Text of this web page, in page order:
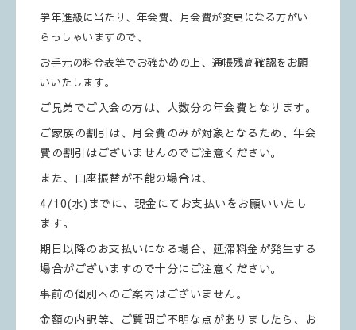
学年進級に当たり、年会費、月会費が変更になる方がい
らっしゃいますので、
お手元の料金表等でお確かめの上、通帳残高確認をお願
いいたします。
ご兄弟でご入会の方は、人数分の年会費となります。
ご家族の割引は、月会費のみが対象となるため、年会
費の割引はございませんのでご注意ください。
また、口座振替が不能の場合は、
4/10(水)までに、現金にてお支払いをお願いいたし
ます。
期日以降のお支払いになる場合、延滞料金が発生する
場合がございますので十分にご注意ください。
事前の個別へのご案内はございません。
金額の内訳等、ご質問ご不明な点がありましたら、お